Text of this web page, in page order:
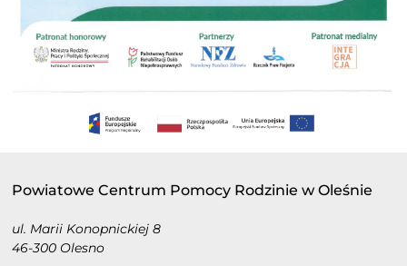
Powiatowe Centrum Pomocy Rodzinie w Oleśnie
ul. Marii Konopnickiej 8
46-300 Olesno